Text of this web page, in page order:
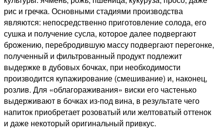
рис и гречка. Основными стадиями производства
являются: непосредственно приготовление солода, его
сушка и получение сусла, которое далее подвергают
брожению, перебродившую массу подвергают перегонке,
полученный и фильтрованный продукт подлежит
выдержке в дубовых бочках, при необходимости
производится купажирование (смешивание) и, наконец,
розлив. Для «облагораживания» виски его частенько
выдерживают в бочках из-под вина, в результате чего
напиток приобретает розоватый или желтоватый оттенок
и даже некоторый оригинальный привкус.